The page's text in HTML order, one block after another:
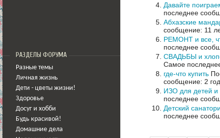
РАЗДЕЛЫ ФОРУМА
Разные темы
Личная жизнь
Дети - цветы жизни!
Здоровье
Досуг и хобби
Будь красивой!
Домашние дела
Давайте
последнее
Абхазские
сообщение: 11
РЕМОНТ и все,
последнее
СВАДЬБЫ и
Самое
где-что купить
сообщение: 2
ИЗО для детей и
последнее
Детский
последнее